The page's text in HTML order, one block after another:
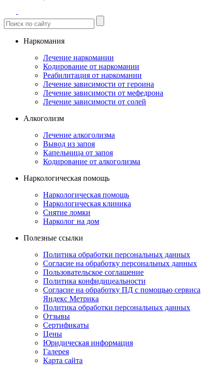
Наркомания
Лечение наркомании
Кодирование от наркомании
Реабилитация от наркомании
Лечение зависимости от героина
Лечение зависимости от мефедрона
Лечение зависимости от солей
Алкоголизм
Лечение алкоголизма
Вывод из запоя
Капельница от запоя
Кодирование от алкоголизма
Наркологическая помощь
Наркологическая помощь
Наркологическая клиника
Снятие ломки
Нарколог на дом
Полезные ссылки
Политика обработки персональных данных
Согласие на обработку персональных данных
Пользовательское соглашение
Политика конфидицеальности
Согласие на обработку ПД с помощью сервиса
Яндекс Метрика
Политика обработки персональных данных
Отзывы
Сертификаты
Цены
Юридическая информация
Галерея
Карта сайта